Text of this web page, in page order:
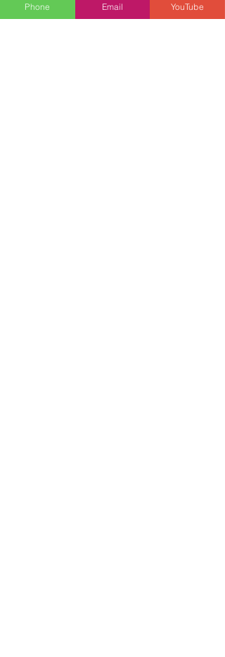
Phone Email YouTube